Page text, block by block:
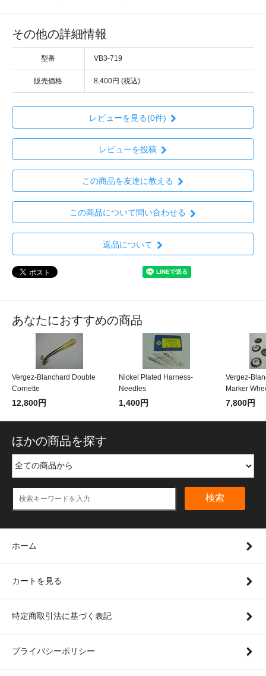
その他の詳細情報
型番 VB3-719
販売価格 8,400円 (税込)
レビューを見る(0件)
レビューを投稿
この商品を友達に教える
この商品について問い合わせる
返品について
あなたにおすすめの商品
Vergez-Blanchard Double
Cornette
12,800円
Nickel Plated Harness-
Needles
1,400円
Vergez-
Marker
7,800円
ほかの商品を探す
検索
ホーム
カートを見る
特定商取引法に基づく表記
プライバシーポリシー